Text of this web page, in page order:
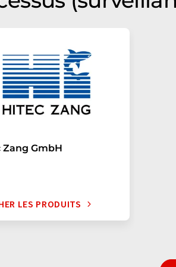
Zang GmbH
LES PRODUITS